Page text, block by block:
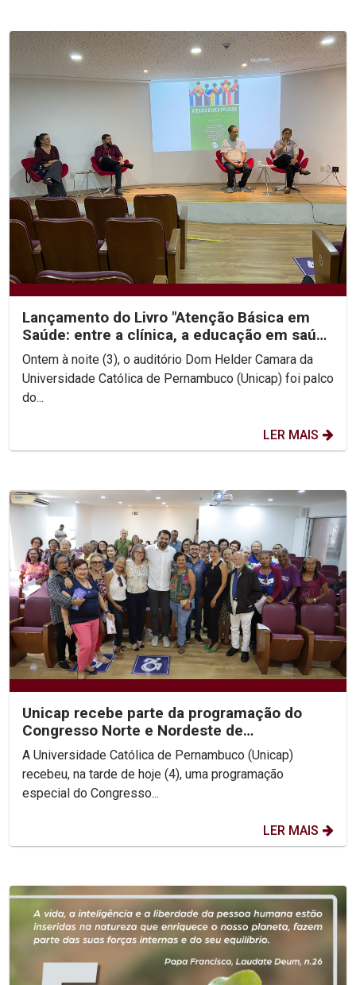
Lançamento do Livro "Atenção Básica em
Saúde: entre a clínica, a educação em saúde
e a cultura"...
Ontem à noite (3), o auditório Dom Helder Camara da
Universidade Católica de Pernambuco (Unicap) foi palco
do...
LER MAIS
Unicap recebe parte da programação do
Congresso Norte e Nordeste de
Gerontologia e Geriatria
A Universidade Católica de Pernambuco (Unicap)
recebeu, na tarde de hoje (4), uma programação
especial do Congresso...
LER MAIS